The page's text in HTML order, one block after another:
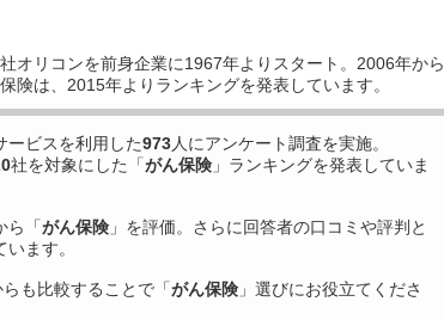
オリコンを前身企業に1967年よりスタート。2006年から
険は、2015年よりランキングを発表しています。
ービスを利用した973人にアンケート調査を実施。
社を対象にした「がん保険 」ランキングを発表していま
ら「がん保険 」を評価。さらに回答者の口コミや評判と
ます。
も比較することで「がん保険 」選びにお役立てくださ